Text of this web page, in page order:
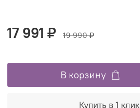
17 991 ₽ 19 990 ₽
В корзину
Купить в 1 клик